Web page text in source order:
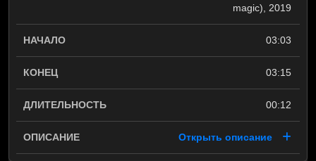
magic), 2019
03:03
03:15
00:12
Открыть описание